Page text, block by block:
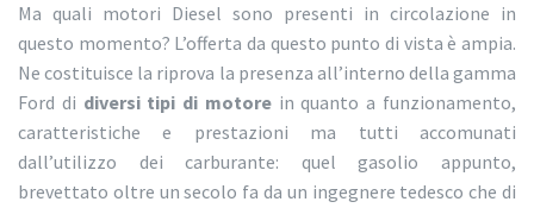
Ma quali motori Diesel sono presenti in circolazione in
questo momento? L’offerta da questo punto di vista è ampia.
Ne costituisce la riprova la presenza all’interno della gamma
Ford di diversi tipi di motorein quanto a funzionamento,
caratteristiche e prestazioni ma tutti accomunati
dall’utilizzo dei carburante: quel gasolio appunto,
brevettato oltre un secolo fa da un ingegnere tedesco che di